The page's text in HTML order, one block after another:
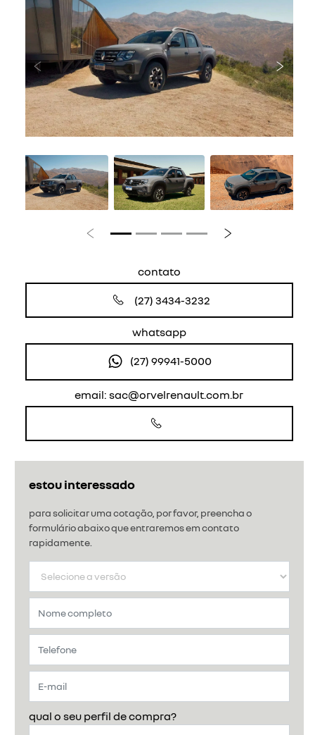
estou interessado
para solicitar uma cotação, por favor, preencha o
formulário abaixo que entraremos em contato
rapidamente.
qual o seu perfil de compra?
Anterior
Anterior Próximo
contato
(27) 3434-3232
whatsapp
(27) 99941-5000
email: sac@orvelrenault.com.br